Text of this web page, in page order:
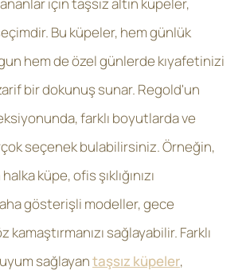
Bu küpeler, hem günlük
hem de özel günlerde kıyafetinizi
bir dokunuş sunar. Regold'un
farklı boyutlarda ve
seçenek bulabilirsiniz. Örneğin,
küpe, ofis şıklığınızı
gösterişli modeller, gece
sağlayabilir. Farklı
sağlayantaşsız küpeler,